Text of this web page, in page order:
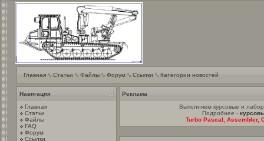
Главная Статьи Файлы Форум Ссылки Категории новостей
Навигация
Главная
Статьи
Файлы
FAQ
Форум
Ссылки
Реклама
Выполняем курсовые и
Подробнее -
Turbo Pascal, Assembler,